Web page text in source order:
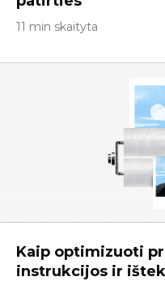
11 min skaityta
Kaip optimizuoti
instrukcijos ir